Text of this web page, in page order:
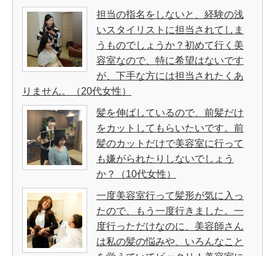
担当の指名をしないと、経験の浅
いスタイリストに担当されてしま
うものでしょうか？初めて行く美
容室なので、特に希望はないです
が、下手な方には担当されたくあ
りません。（20代女性）
髪を伸ばしているので、前髪だけ
をカットしてもらいたいです。前
髪のカットだけで美容室に行って
も嫌がられたりしないでしょう
か？（10代女性）
一度美容室行って髪形が気に入っ
たので、もう一度行きました。一
度行っただけなのに、美容師さん
は私の髪の悩みや、いろんなこと